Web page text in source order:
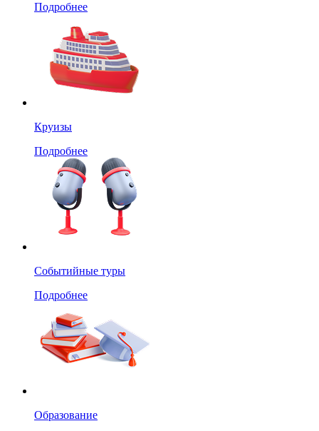
Подробнее
Круизы
Подробнее
Событийные туры
Подробнее
Образование